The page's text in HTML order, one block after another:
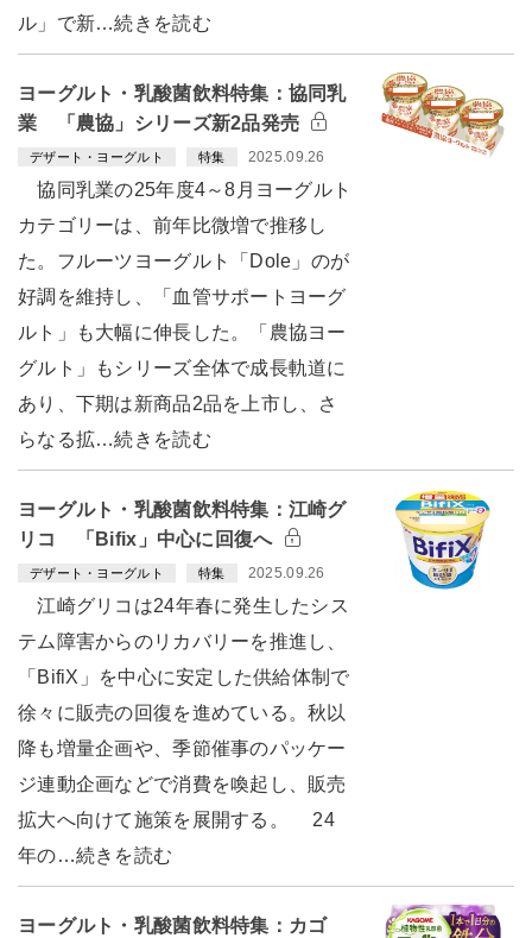
ル」で新…続きを読む
ヨーグルト・乳酸菌飲料特集：協同乳
業 「農協」シリーズ新2品発売
デザート・ヨーグルト 特集 2025.09.26
協同乳業の25年度4～8月ヨーグルト
カテゴリーは、前年比微増で推移し
た。フルーツヨーグルト「Dole」のが
好調を維持し、「血管サポートヨーグ
ルト」も大幅に伸長した。「農協ヨー
グルト」もシリーズ全体で成長軌道に
あり、下期は新商品2品を上市し、さ
らなる拡…続きを読む
ヨーグルト・乳酸菌飲料特集：江崎グ
リコ 「Bifix」中心に回復へ
デザート・ヨーグルト 特集 2025.09.26
江崎グリコは24年春に発生したシス
テム障害からのリカバリーを推進し、
「BifiX」を中心に安定した供給体制で
徐々に販売の回復を進めている。秋以
降も増量企画や、季節催事のパッケー
ジ連動企画などで消費を喚起し、販売
拡大へ向けて施策を展開する。 24
年の…続きを読む
ヨーグルト・乳酸菌飲料特集：カゴ